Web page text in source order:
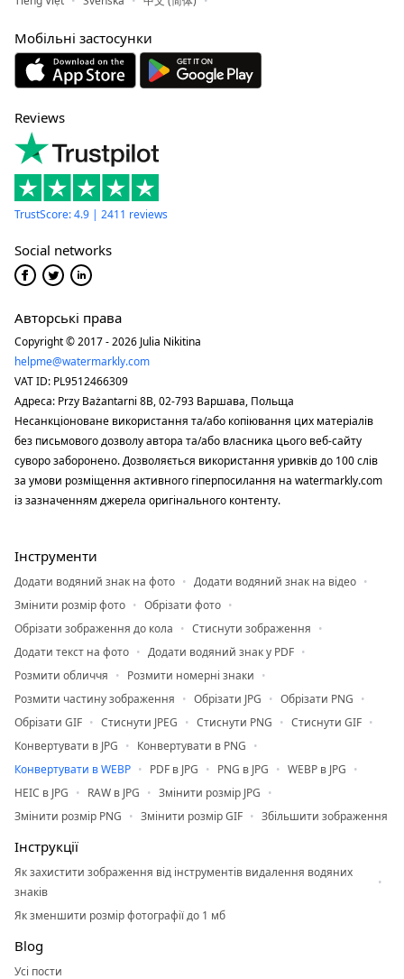
Мобільні застосунки
Reviews
TrustScore: 4.9 | 2411 reviews
Social networks
Авторські права
Copyright © 2017 - 2026 Julia Nikitina
helpme@watermarkly.com
VAT ID: PL9512466309
Адреса: Przy Bażantarni 8B, 02-793 Варшава, Польща
Несанкціоноване використання та/або копіювання цих матеріалів
без письмового дозволу автора та/або власника цього веб-сайту
суворо заборонено. Дозволяється використання уривків до 100 слів
за умови розміщення активного гіперпосилання на watermarkly.com
із зазначенням джерела оригінального контенту.
Інструменти
Додати водяний знак на фото
Додати водяний знак на відео
Змінити розмір фото
Обрізати фото
Обрізати зображення до кола
Стиснути зображення
Додати текст на фото
Додати водяний знак у PDF
Розмити обличчя
Розмити номерні знаки
Розмити частину зображення
Обрізати JPG
Обрізати PNG
Обрізати GIF
Стиснути JPEG Стиснути PNG
Стиснути GIF
Конвертувати в JPG
Конвертувати в PNG
Конвертувати в WEBP
PDF в JPG PNG в JPG
WEBP в JPG
HEIC в JPG
RAW в JPG
Змінити розмір JPG
Змінити розмір PNG
Змінити розмір GIF Збільшити зображення
Інструкції
Як захистити зображення від інструментів видалення водяних
знаків
Як зменшити розмір фотографії до 1 мб
Blog
Усі пости